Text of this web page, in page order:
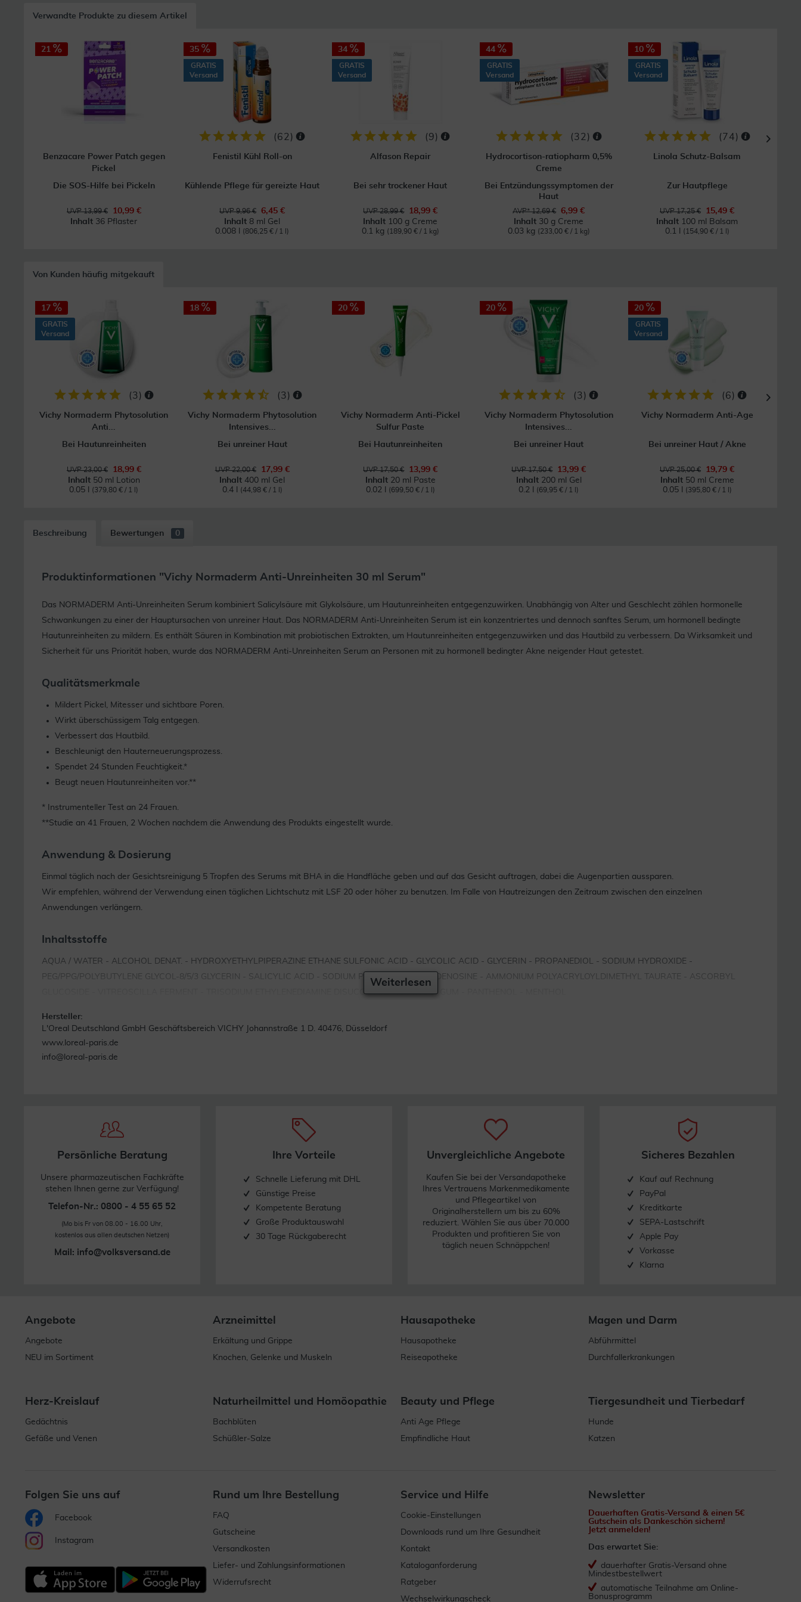
Verwandte Produkte zu diesem Artikel
21
Benzacare Power Patch gegen
Pickel
Die SOS-Hilfe bei Pickeln
UVP 13,99 €
10,99 €
Inhalt 36 Pflaster
35
GRATIS
Versand
(62 )
Fenistil Kühl Roll-on
Kühlende Pflege für gereizte Haut
UVP 9,96 €
6,45 €
Inhalt 8 ml Gel
0.008 l
(806,25 € / 1 l)
34
GRATIS
Versand
(9)
Alfason Repair
Bei sehr trockener Haut
UVP 28,99 €
18,99 €
Inhalt 100 g Creme
0.1 kg (189,90 € / 1 kg)
44
GRATIS
Versand
(32 )
Hydrocortison-ratiopharm 0,5%
Creme
Bei Entzündungssymptomen der
Haut
AVP* 12,69 €
6,99 €
Inhalt 30 g Creme
0.03 kg (233,00 € / 1 kg)
10
GRATIS
Versand
( 74)
Linola Schutz-Balsam
Zur Hautpflege
UVP 17,25 €
15,49 €
Inhalt 100 ml Balsam
0.1 l
(154,90 € / 1 l)
Von Kunden häufig mitgekauft
17
GRATIS
Versand
(3)
Vichy Normaderm Phytosolution
Anti...
Bei Hautunreinheiten
UVP 23,00 €
18,99 €
Inhalt 50 ml Lotion
0.05 l
(379,80 € / 1 l)
18
(3)
Vichy Normaderm Phytosolution
Intensives...
Bei unreiner Haut
UVP 22,00 €
17,99 €
Inhalt 400 ml Gel
0.4 l
(44,98 € / 1 l)
20
Vichy Normaderm Anti-Pickel
Sulfur Paste
Bei Hautunreinheiten
UVP 17,50 €
13,99 €
Inhalt 20 ml Paste
0.02 l
(699,50 € / 1 l)
20
(3)
Vichy Normaderm Phytosolution
Intensives...
Bei unreiner Haut
UVP 17,50 €
13,99 €
Inhalt 200 ml Gel
0.2 l
(69,95 € / 1 l)
20
GRATIS
Versand
(6)
Vichy Normaderm Anti-Age
Bei unreiner Haut / Akne
UVP 25,00 €
19,79 €
Inhalt 50 ml Creme
0.05 l
(395,80 € / 1 l)
Beschreibung Bewertungen 0
Produktinformationen "Vichy Normaderm Anti-Unreinheiten 30 ml Serum"
Das NORMADERM Anti-Unreinheiten Serum kombiniert Salicylsäure mit Glykolsäure, um Hautunreinheiten entgegenzuwirken. Unabhängig von Alter und Geschlecht zählen hormonelle
Schwankungen zu einer der Hauptursachen von unreiner Haut. Das NORMADERM Anti-Unreinheiten Serum ist ein konzentriertes und dennoch sanftes Serum, um hormonell bedingte
Hautunreinheiten zu mildern. Es enthält Säuren in Kombination mit probiotischen Extrakten, um Hautunreinheiten entgegenzuwirken und das Hautbild zu verbessern. Da Wirksamkeit und
Sicherheit für uns Priorität haben, wurde das NORMADERM Anti-Unreinheiten Serum an Personen mit zu hormonell bedingter Akne neigender Haut getestet.
Qualitätsmerkmale
Mildert Pickel, Mitesser und sichtbare Poren.
Wirkt überschüssigem Talg entgegen.
Verbessert das Hautbild.
Beschleunigt den Hauterneuerungsprozess.
Spendet 24 Stunden Feuchtigkeit.*
Beugt neuen Hautunreinheiten vor.**
* Instrumenteller Test an 24 Frauen.
**Studie an 41 Frauen, 2 Wochen nachdem die Anwendung des Produkts eingestellt wurde.
Anwendung & Dosierung
Einmal täglich nach der Gesichtsreinigung 5 Tropfen des Serums mit BHA in die Handfläche geben und auf das Gesicht auftragen, dabei die Augenpartien aussparen.
Wir empfehlen, während der Verwendung einen täglichen Lichtschutz mit LSF 20 oder höher zu benutzen. Im Falle von Hautreizungen den Zeitraum zwischen den einzelnen
Anwendungen verlängern.
Inhaltsstoffe
AQUA / WATER - ALCOHOL DENAT. - HYDROXYETHYLPIPERAZINE ETHANE SULFONIC ACID - GLYCOLIC ACID - GLYCERIN - PROPANEDIOL - SODIUM HYDROXIDE -
PEG/PPG/POLYBUTYLENE GLYCOL-8/5/3 GLYCERIN - SALICYLIC ACID - SODIUM POLYACRYLATE - ADENOSINE - AMMONIUM POLYACRYLOYLDIMETHYL TAURATE - ASCORBYL
GLUCOSIDE - VITREOSCILLA FERMENT - TRISODIUM ETHYLENEDIAMINE DISUCCINATE - XANTHAN GUM - PANTHENOL - MENTHOL
Weiterlesen
Hersteller:
L'Oreal Deutschland GmbH Geschäftsbereich VICHY Johannstraße 1 D. 40476, Düsseldorf
www.loreal-paris.de
info@loreal-paris.de
Persönliche Beratung
Unsere pharmazeutischen Fachkräfte
stehen Ihnen gerne zur Verfügung!
Telefon-Nr.: 0800 - 4 55 65 52
(Mo bis Fr von 08.00 - 16.00 Uhr,
kostenlos aus allen deutschen Netzen)
Mail: info@volksversand.de
Ihre Vorteile
Schnelle Lieferung mit DHL
Günstige Preise
Kompetente Beratung
Große Produktauswahl
30 Tage Rückgaberecht
Unvergleichliche Angebote
Kaufen Sie bei der Versandapotheke
Ihres Vertrauens Markenmedikamente
und Pflegeartikel von
Originalherstellern um bis zu 60%
reduziert. Wählen Sie aus über 70.000
Produkten und profitieren Sie von
täglich neuen Schnäppchen!
Sicheres Bezahlen
Kauf auf Rechnung
PayPal
Kreditkarte
SEPA-Lastschrift
Apple Pay
Vorkasse
Klarna
Angebote
Angebote
NEU im Sortiment
Arzneimittel
Erkältung und Grippe
Knochen, Gelenke und Muskeln
Hausapotheke
Hausapotheke
Reiseapotheke
Magen und Darm
Abführmittel
Durchfallerkrankungen
Herz-Kreislauf
Gedächtnis
Gefäße und Venen
Naturheilmittel und Homöopathie
Bachblüten
Schüßler-Salze
Beauty und Pflege
Anti Age Pflege
Empfindliche Haut
Tiergesundheit und Tierbedarf
Hunde
Katzen
Folgen Sie uns auf
Facebook
Instagram
Rund um Ihre Bestellung
FAQ
Gutscheine
Versandkosten
Liefer- und Zahlungsinformationen
Widerrufsrecht
Service und Hilfe
Cookie-Einstellungen
Downloads rund um Ihre Gesundheit
Kontakt
Kataloganforderung
Ratgeber
Wechselwirkungscheck
Newsletter
Dauerhaften Gratis-Versand & einen 5€
Gutschein als Dankeschön sichern!
Jetzt anmelden!
Das erwartet Sie:
dauerhafter Gratis-Versand ohne
Mindestbestellwert
automatische Teilnahme am Online-
Bonusprogramm